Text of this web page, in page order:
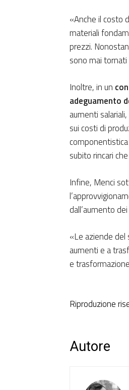
«Anche il costo
materiali
prezzi.
sono mai
Inoltre, in un
adeguamento
aumenti
sui costi di
subito rincari
Infine, Menci
dall’aumento
«Le aziende
aumenti e a
e
Riproduzione
Autore